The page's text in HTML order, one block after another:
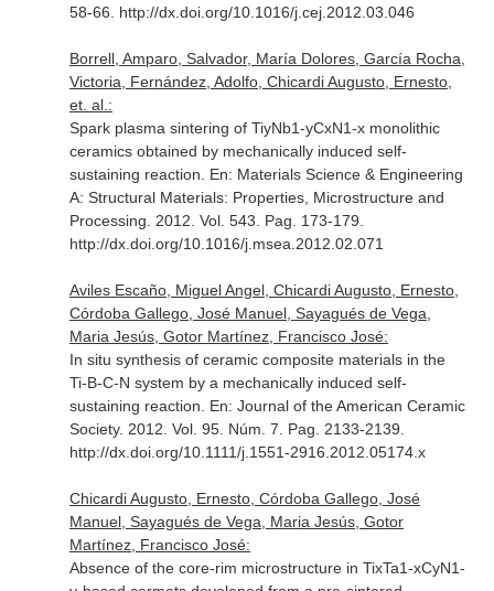
58-66. http://dx.doi.org/10.1016/j.cej.2012.03.046
Borrell, Amparo, Salvador, María Dolores, García Rocha,
Victoria, Fernández, Adolfo, Chicardi Augusto, Ernesto,
et. al.:
Spark plasma sintering of TiyNb1-yCxN1-x monolithic
ceramics obtained by mechanically induced self-
sustaining reaction. En: Materials Science & Engineering
A: Structural Materials: Properties, Microstructure and
Processing . 2012. Vol. 543. Pag. 173-179.
http://dx.doi.org/10.1016/j.msea.2012.02.071
Aviles Escaño, Miguel Angel, Chicardi Augusto, Ernesto,
Córdoba Gallego, José Manuel, Sayagués de Vega,
Maria Jesús, Gotor Martínez, Francisco José:
In situ synthesis of ceramic composite materials in the
Ti-B-C-N system by a mechanically induced self-
sustaining reaction. En: Journal of the American Ceramic
Society. 2012. Vol. 95. Núm. 7. Pag. 2133-2139.
http://dx.doi.org/10.1111/j.1551-2916.2012.05174.x
Chicardi Augusto, Ernesto, Córdoba Gallego, José
Manuel, Sayagués de Vega, Maria Jesús, Gotor
Martínez, Francisco José:
Absence of the core-rim microstructure in TixTa1-xCyN1-